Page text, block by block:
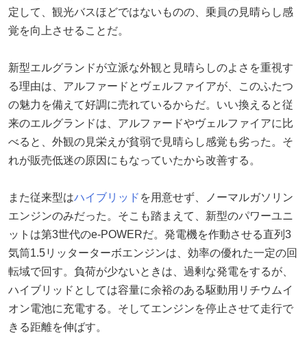
定して、観光バスほどではないものの、乗員の見晴らし感
覚を向上させることだ。
新型エルグランドが立派な外観と見晴らしのよさを重視す
る理由は、アルファードとヴェルファイアが、このふたつ
の魅力を備えて好調に売れているからだ。いい換えると従
来のエルグランドは、アルファードやヴェルファイアに比
べると、外観の見栄えが貧弱で見晴らし感覚も劣った。そ
れが販売低迷の原因にもなっていたから改善する。
また従来型はハイブリッド を用意せず、ノーマルガソリン
エンジンのみだった。そこも踏まえて、新型のパワーユニ
ットは第3世代のe-POWERだ。発電機を作動させる直列3
気筒1.5リッターターボエンジンは、効率の優れた一定の回
転域で回す。負荷が少ないときは、過剰な発電をするが、
ハイブリッドとしては容量に余裕のある駆動用リチウムイ
オン電池に充電する。そしてエンジンを停止させて走行で
きる距離を伸ばす。